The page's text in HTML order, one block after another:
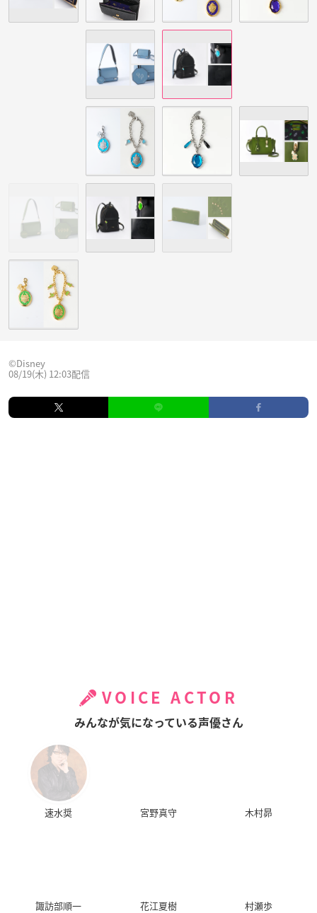
©︎Disney
08/19(木) 12:03配信
VOICE ACTOR
みんなが気になっている声優さん
速水奨 宮野真守 木村昴
諏訪部順一 花江夏樹 村瀬歩